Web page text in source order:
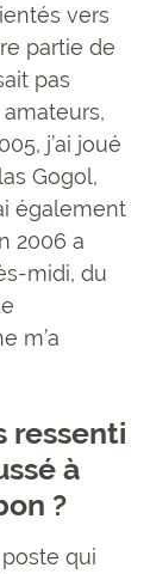
vers
partie de
pas
j’ai joué
Gogol,
également
2006 a
midi, du
m’a
ressenti
à
?
qui